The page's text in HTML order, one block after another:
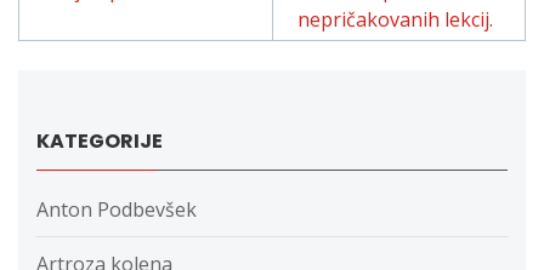
nepričakovanih lekcij.
KATEGORIJE
Anton Podbevšek
Artroza kolena